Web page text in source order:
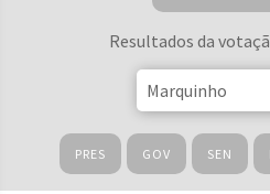
Resultados da
PRES GOV SEN